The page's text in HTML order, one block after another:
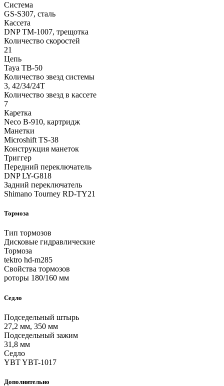
Система
GS-S307, сталь
Кассета
DNP TM-1007, трещотка
Количество скоростей
21
Цепь
Taya TB-50
Количество звезд системы
3, 42/34/24T
Количество звезд в кассете
7
Каретка
Neco B-910, картридж
Манетки
Microshift TS-38
Конструкция манеток
Триггер
Передний переключатель
DNP LY-G818
Задний переключатель
Shimano Tourney RD-TY21
Тормоза
Тип тормозов
Дисковые гидравлические
Тормоза
tektro hd-m285
Свойства тормозов
роторы 180/160 мм
Седло
Подседельный штырь
27,2 мм, 350 мм
Подседельный зажим
31,8 мм
Седло
YBT YBT-1017
Дополнительно